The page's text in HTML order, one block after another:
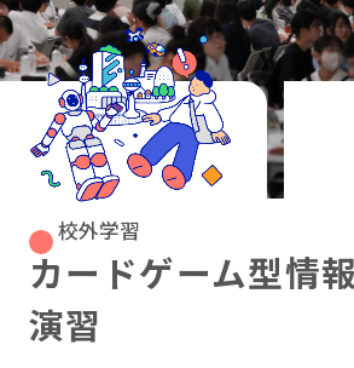
校外学習
カードゲーム型情
演習